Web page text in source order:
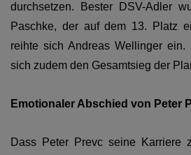
durchsetzen. Bester DSV-Adler
Paschke, der auf dem 13. Platz
reihte sich Andreas Wellinger ein.
sich zudem den Gesamtsieg der
Emotionaler Abschied von Peter
Dass Peter Prevc seine Karriere